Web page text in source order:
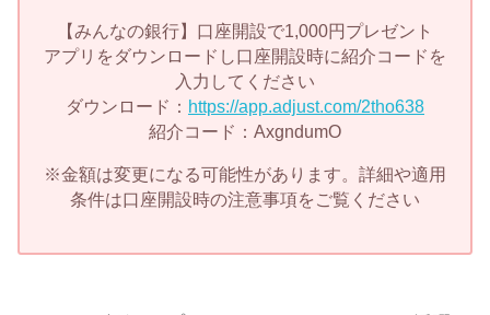
【みんなの銀行】口座開設で1,000円プレゼント
アプリをダウンロードし口座開設時に紹介コードを
入力してください
ダウンロード： https://app.adjust.com/2tho638
紹介コード：AxgndumO
※金額は変更になる可能性があります。詳細や適用
条件は口座開設時の注意事項をご覧ください